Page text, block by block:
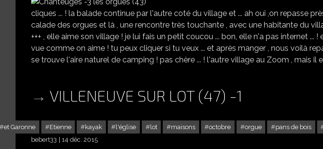
cliques ... ! la balade continue par l'autre coté du village et ... ah oui ,on repasse
calade des orgues et là , une rencontre très touchante , avec une habitante du
+++ , elle aime son village ! je lui fais un petit coucou ... bon, elle n'a pas internet ...
vue comme on aime ! tu peux cliquer si tu veux ... et après manger , nous voilà
se trouve l'aire naturel de camping ! pas chère ... ! l'autre village au Zoom , mais il
VILLENEUVE SUR LOT (47) -1
et Garonne Etienne kayak l'église lot maisons octobre orgue pans de bois
bebert33
14 déc. 2015